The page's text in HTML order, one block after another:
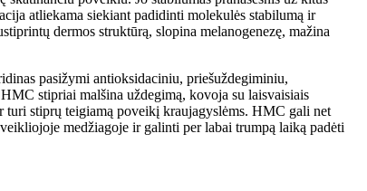
atliekama siekiant padidinti molekulės stabilumą ir
dermos struktūrą, slopina melanogenezę, mažina
pasižymi antioksidaciniu, priešuždegiminiu,
stipriai malšina uždegimą, kovoja su laisvaisiais
turi stiprų teigiamą poveikį kraujagyslėms. HMC gali net
medžiagoje ir galinti per labai trumpą laiką padėti